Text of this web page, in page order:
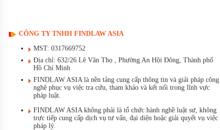
CÔNG TY TNHH FINDLAW ASIA
MST: 0317669752
Địa chỉ: 632/26 Lê Văn Thọ , Phường An Hội Đông, Thành phố
Hồ Chí Minh
FINDLAW ASIA là nền tảng cung cấp thông tin và giải pháp công
nghệ phục vụ việc tra cứu, tham khảo và kết nối trong lĩnh vực
pháp luật.
FINDLAW ASIA không phải là tổ chức hành nghề luật sư, không
trực tiếp cung cấp dịch vụ tư vấn, đại diện hoặc giải quyết vụ việc
pháp lý.